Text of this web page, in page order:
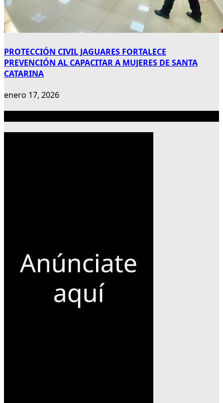
PROTECCIÓN CIVIL JAGUARES FORTALECE
PREVENCIÓN AL CAPACITAR A MUJERES DE SANTA
CATARINA
enero 17, 2026